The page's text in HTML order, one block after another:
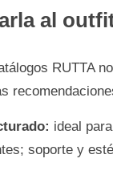
al
RUTTA
ideal
soporte y